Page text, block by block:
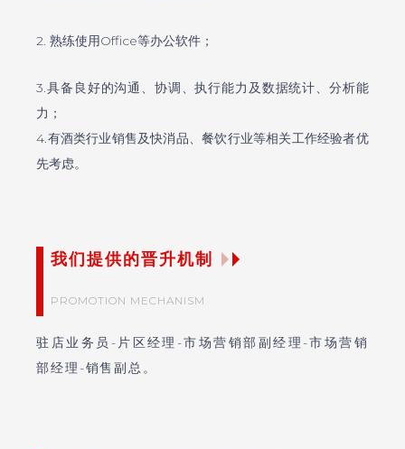
2. 熟练使用Office等办公软件；
3.具备良好的沟通、协调、执行能力及数据统计、分析能
力；
4.有酒类行业销售及快消品、餐饮行业等相关工作经验者优
先考虑。
我们提供的晋升机制
PROMOTION MECHANISM
驻店业务员-片区经理-市场营销部副经理-市场营销
部经理-销售副总。